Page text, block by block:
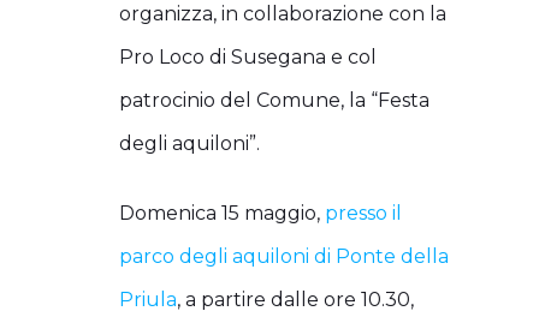
organizza, in collaborazione con la
Pro Loco di Susegana e col
patrocinio del Comune, la “Festa
degli aquiloni”.
Domenica 15 maggio, presso il
parco degli aquiloni di Ponte della
Priula, a partire dalle ore 10.30,